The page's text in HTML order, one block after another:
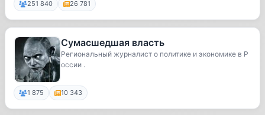
251 840 26 781
Сумасшедшая власть
Региональный журналист о политике и экономике в Р
оссии .
1 875 10 343